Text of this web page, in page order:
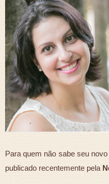
Para quem não sabe seu
publicado recentemente pela